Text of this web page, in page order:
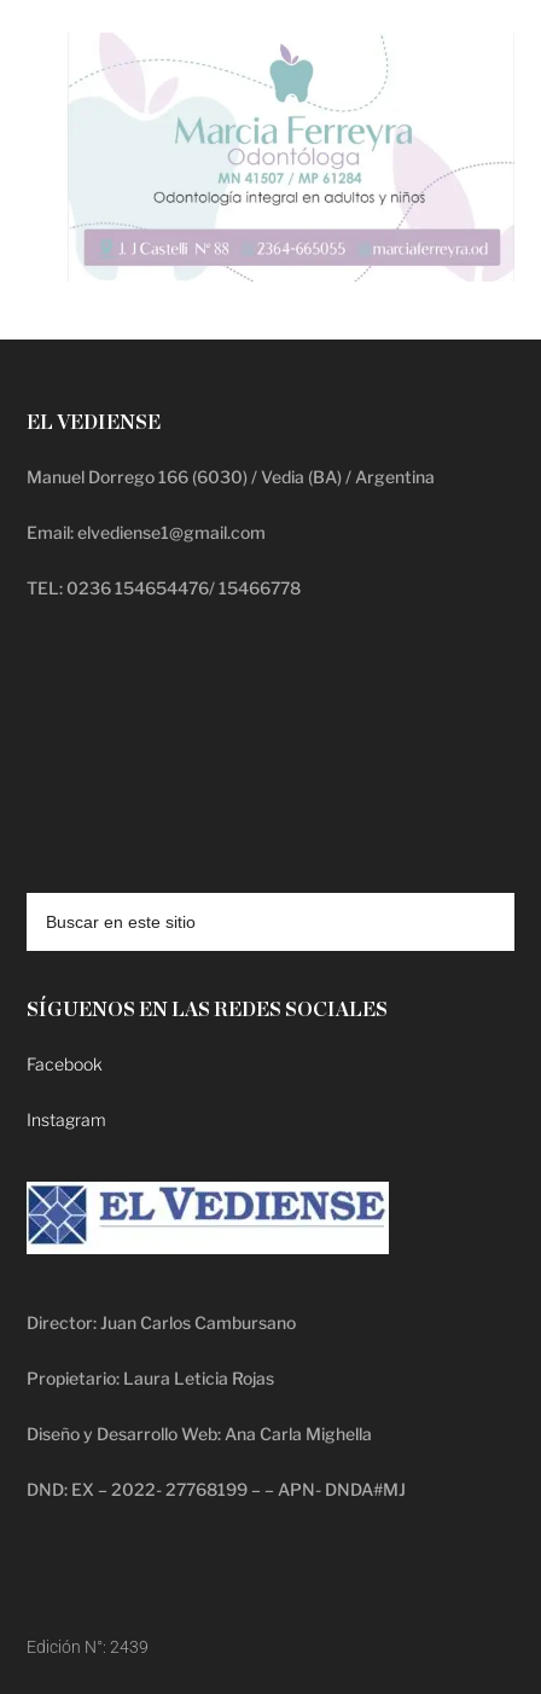
EL VEDIENSE
Manuel Dorrego 166 (6030) / Vedia (BA) / Argentina
Email: elvediense1@gmail.com
TEL: 0236 154654476/ 15466778
SÍGUENOS EN LAS REDES SOCIALES
Facebook
Instagram
Director: Juan Carlos Cambursano
Propietario: Laura Leticia Rojas
Diseño y Desarrollo Web: Ana Carla Mighella
DND: EX – 2022- 27768199 – – APN- DNDA#MJ
Edición N°: 2439